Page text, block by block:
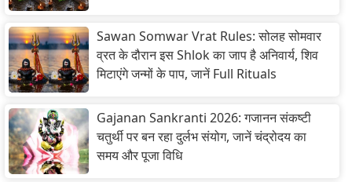
Sawan Somwar Vrat Rules: सोलह सोमवार
व्रत के दौरान इस Shlok का जाप है अनिवार्य, शिव
मिटाएंगे जन्मों के पाप, जानें Full Rituals
Gajanan Sankranti 2026: गजानन संकष्टी
चतुर्थी पर बन रहा दुर्लभ संयोग, जानें चंद्रोदय का
समय और पूजा विधि